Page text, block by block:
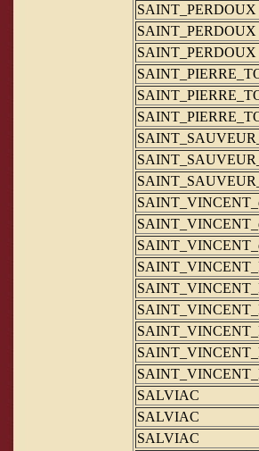
SAINT_PERDOUX
SAINT_PERDOUX
SAINT_PERDOUX
SALVIAC
SALVIAC
SALVIAC